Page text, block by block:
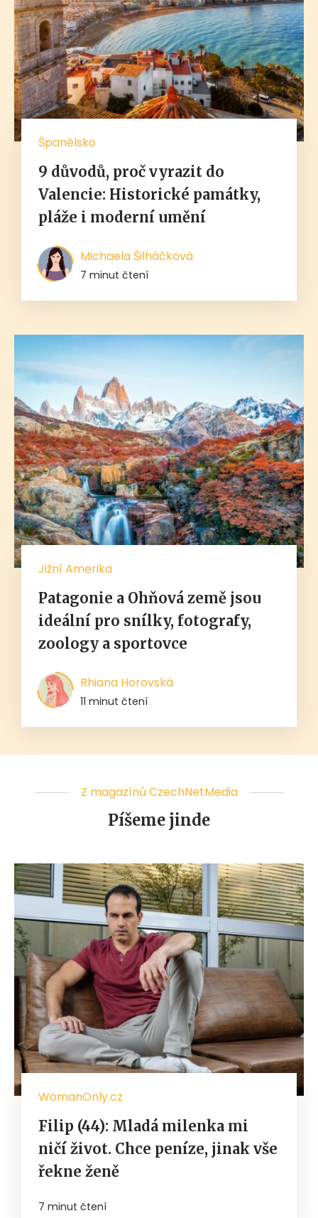
Španělsko
9 důvodů, proč vyrazit do
Valencie: Historické památky,
pláže i moderní umění
Michaela Šilháčková
7 minut čtení
Jižní Amerika
Patagonie a Ohňová země jsou
ideální pro snílky, fotografy,
zoology a sportovce
Rhiana Horovská
11 minut čtení
Z magazínů CzechNetMedia
Píšeme jinde
WomanOnly.cz
Filip (44): Mladá milenka mi
ničí život. Chce peníze, jinak vše
řekne ženě
7 minut čtení